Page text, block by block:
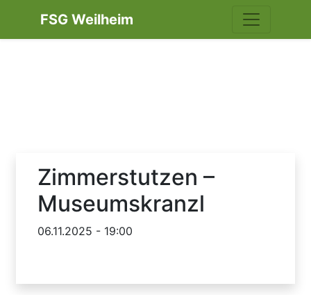
FSG Weilheim
Zimmerstutzen –
Museumskranzl
06.11.2025 - 19:00